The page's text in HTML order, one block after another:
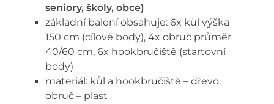
seniory, školy, obce)
základní balení obsahuje: 6x kůl výška
150 cm (cílové body), 4x obruč průměr
40/60 cm, 6x hookbručiště (startovní
body)
materiál: kůl a hookbručiště – dřevo,
obruč – plast